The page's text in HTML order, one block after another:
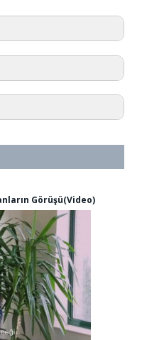
Görüşü(Video)